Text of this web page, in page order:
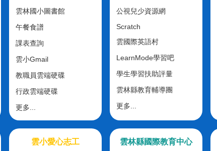
雲林國小圖書館
午餐食譜
課表查詢
雲小Gmail
教職員雲端硬碟
行政雲端硬碟
更多...
公視兒少資源網
Scratch
雲國際英語村
LearnMode學習吧
學生學習扶助評量
雲林縣教育輔導團
更多...
雲小愛心志工 雲林縣國際教育中心